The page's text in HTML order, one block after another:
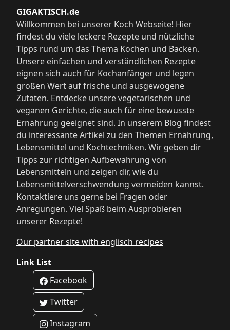
GIGAKTISCH.de
Willkommen bei unserer Koch Webseite! Hier
findest du viele leckere Rezepte und nützliche
Tipps rund um das Thema Kochen und Backen.
Unsere einfachen und verständlichen Rezepte
eignen sich auch für Kochanfänger und legen
großen Wert auf frische und ausgewogene
Zutaten. Entdecke unsere vegetarischen und
veganen Gerichte, die auch für eine bewusste
Ernährung geeignet sind. In unserem Blog findest
du interessante Artikel zu den Themen Ernährung,
Lebensmittel und Kochtechniken. Wir geben dir
Tipps zur richtigen Aufbewahrung von
Lebensmitteln und zeigen dir, wie du
Lebensmittelverschwendung vermeiden kannst.
Kontaktiere uns gerne bei Fragen oder
Anregungen. Viel Spaß beim Ausprobieren
unserer Rezepte!
Our partner site with englisch recipes
Link List
Facebook
Twitter
Instagram